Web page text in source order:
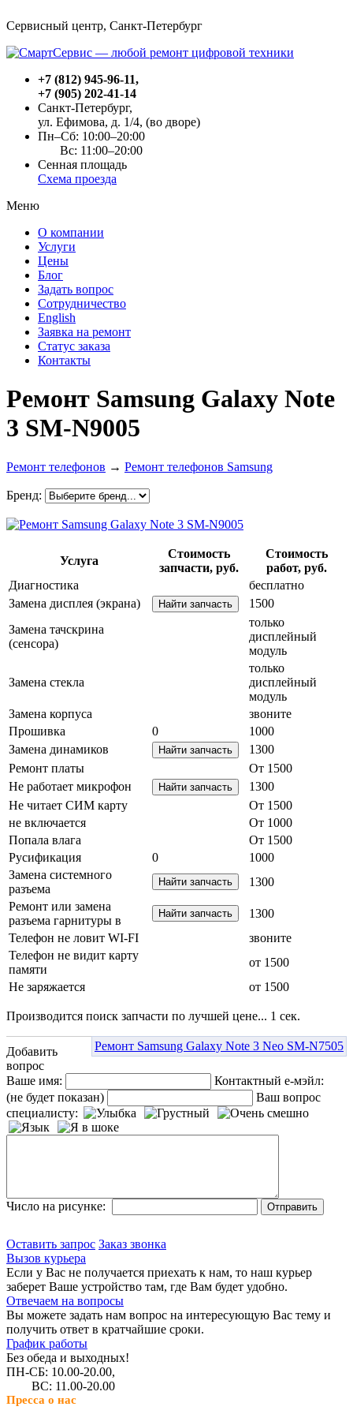
Сервисный центр, Cанкт-Петербург
+7 (812) 945-96-11,
+7 (905) 202-41-14
Санкт-Петербург,
ул. Ефимова, д. 1/4, (во дворе)
Пн–Сб: 10:00–20:00
Вс: 11:00–20:00
Сенная площадь
Схема проезда
Меню
О компании
Услуги
Цены
Блог
Задать вопрос
Сотрудничество
English
Заявка на ремонт
Статус заказа
Контакты
Ремонт Samsung Galaxy Note
3 SM-N9005
Ремонт телефонов → Ремонт телефонов Samsung
Бренд:
Услуга
Стоимость
запчасти, руб.
Стоимость
работ, руб.
Диагностика
бесплатно
Замена дисплея (экрана)
1500
Замена тачскрина
(сенсора)
только
дисплейный
модуль
Замена стекла
только
дисплейный
модуль
Замена корпуса
звоните
Прошивка
0
1000
Замена динамиков
1300
Ремонт платы
От 1500
Не работает микрофон
1300
Не читает СИМ карту
От 1500
не включается
От 1000
Попала влага
От 1500
Русификация
0
1000
Замена системного
разъема
1300
Ремонт или замена
разъема гарнитуры в
1300
Телефон не ловит WI-FI
звоните
Телефон не видит карту
памяти
от 1500
Не заряжается
от 1500
Производится поиск запчасти по лучшей цене... 1 сек.
Ремонт Samsung Galaxy Note 3 Neo SM-N7505
Добавить
вопрос
Ваше имя:
Контактный е-мэйл:
(не будет показан)
Ваш вопрос
специалисту:
Число на рисунке:
Оставить запрос Заказ звонка
Вызов курьера
Если у Вас не получается приехать к нам, то наш курьер
заберет Ваше устройство там, где Вам будет удобно.
Отвечаем на вопросы
Вы можете задать нам вопрос на интересующую Вас тему и
получить ответ в кратчайшие сроки.
График работы
Без обеда и выходных!
ПН-СБ: 10.00-20.00,
ВС: 11.00-20.00
Пресса о нас